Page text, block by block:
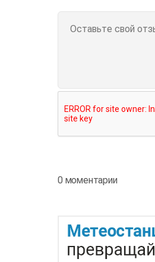
0 моментарии